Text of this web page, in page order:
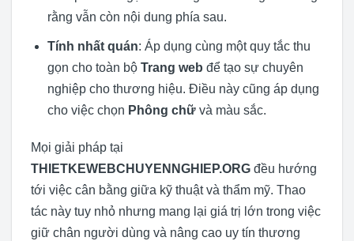
rằng vẫn còn nội dung phía sau.
Tính nhất quán: Áp dụng cùng một quy tắc thu
gọn cho toàn bộ Trang web để tạo sự chuyên
nghiệp cho thương hiệu. Điều này cũng áp dụng
cho việc chọn Phông chữvà màu sắc.
Mọi giải pháp tại
THIETKEWEBCHUYENNGHIEP.ORG đều hướng
tới việc cân bằng giữa kỹ thuật và thẩm mỹ. Thao
tác này tuy nhỏ nhưng mang lại giá trị lớn trong việc
giữ chân người dùng và nâng cao uy tín thương